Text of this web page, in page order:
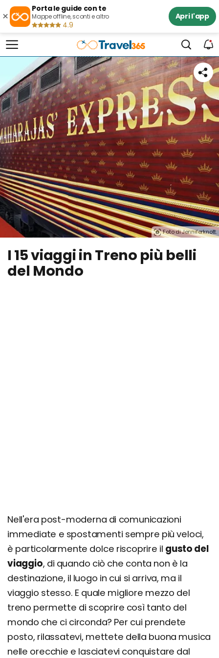
×
Porta le guide con te
Mappe offline, sconti e altro
4.9
Apri l'app
Foto di Jenniferknott.
I 15 viaggi in Treno più belli
del Mondo
Nell'era post-moderna di comunicazioni
immediate e spostamenti sempre più veloci,
è particolarmente dolce riscoprire il gusto del
viaggio, di quando ciò che conta non è la
destinazione, il luogo in cui si arriva, ma il
viaggio stesso. E quale migliore mezzo del
treno permette di scoprire così tanto del
mondo che ci circonda? Per cui prendete
posto, rilassatevi, mettete della buona musica
nelle orecchie e lasciatevi conquistare dal